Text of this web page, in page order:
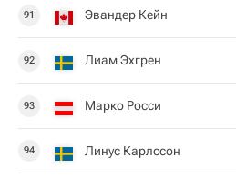
91 Эвандер Кейн
92 Лиам Эхгрен
93 Марко Росси
94 Линус Карлссон